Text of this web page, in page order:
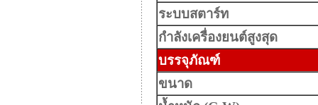
ระบบสตาร์ท
กำลังเครื่องยนต์สูงสุด
บรรจุภัณฑ์
ขนาด